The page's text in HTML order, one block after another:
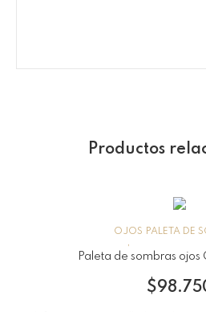
Productos
OJOS PALETA DE
Paleta de sombras ojos
$